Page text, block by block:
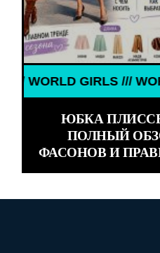
GIRLS /// WORLD
ЮБКА ПЛИССЕ
ПОЛНЫЙ
ФАСОНОВ И